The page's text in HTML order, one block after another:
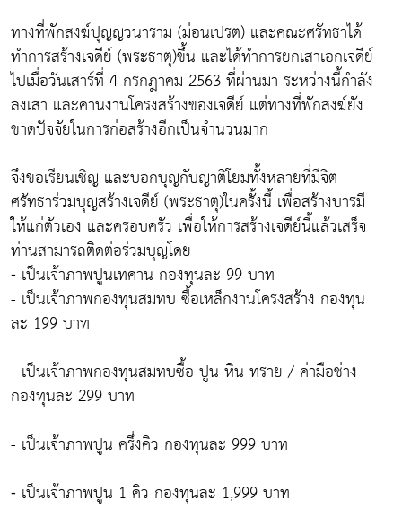
ทางที่พักสงฆ์ปุญญวนาราม (ม่อนเปรต) และคณะศรัทธาได้
ทำการสร้างเจดีย์ (พระธาตุ)ขึ้น และได้ทำการยกเสาเอกเจดีย์
ไปเมื่อวันเสาร์ที่ 4 กรกฎาคม 2563 ที่ผ่านมา ระหว่างนี้กำลัง
ลงเสา และคานงานโครงสร้างของเจดีย์ แต่ทางที่พักสงฆ์ยัง
ขาดปัจจัยในการก่อสร้างอีกเป็นจำนวนมาก
จึงขอเรียนเชิญ และบอกบุญกับญาติโยมทั้งหลายที่มีจิต
ศรัทธาร่วมบุญสร้างเจดีย์ (พระธาตุ)ในครั้งนี้ เพื่อสร้างบารมี
ให้แก่ตัวเอง และครอบครัว เพื่อให้การสร้างเจดีย์นี้แล้วเสร็จ
ท่านสามารถติดต่อร่วมบุญโดย
⁃ เป็นเจ้าภาพปูนเทคาน กองทุนละ 99 บาท
- เป็นเจ้าภาพกองทุนสมทบ ซื้อเหล็กงานโครงสร้าง กองทุน
ละ 199 บาท
- เป็นเจ้าภาพกองทุนสมทบซื้อ ปูน หิน ทราย / ค่ามือช่าง
กองทุนละ 299 บาท
- เป็นเจ้าภาพปูน ครึ่งคิว กองทุนละ 999 บาท
⁃ เป็นเจ้าภาพปูน 1 คิว กองทุนละ 1,999 บาท